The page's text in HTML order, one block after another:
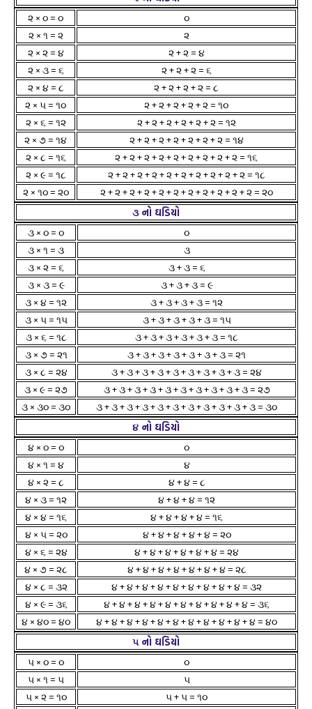
૨ × ૦ = ૦
૦
૨ × ૧ = ૨
૨
૨ × ૨ = ૪
૨ + ૨ = ૪
૨ × ૩ = ૬
૨ + ૨ + ૨ = ૬
૨ × ૪ = ૮
૨ + ૨ + ૨ + ૨ = ૮
૨ × ૫ = ૧૦
૨ + ૨ + ૨ + ૨ + ૨ = ૧૦
૨ × ૬ = ૧૨
૨ + ૨ + ૨ + ૨ + ૨ + ૨ = ૧૨
૨ × ૭ = ૧૪
૨ + ૨ + ૨ + ૨ + ૨ + ૨ + ૨ = ૧૪
૨ × ૮ = ૧૬
૨ + ૨ + ૨ + ૨ + ૨ + ૨ + ૨ + ૨ + ૨ = ૧૬
૨ × ૯ = ૧૮
૨ + ૨ + ૨ + ૨ + ૨ + ૨ + ૨ + ૨ + ૨ + ૨ = ૧૮
૨ × ૧૦ = ૨૦
૨ + ૨ + ૨ + ૨ + ૨ + ૨ + ૨ + ૨ + ૨ + ૨ + ૨ = ૨૦
૩ નો ઘડિયો
૩ × ૦ = ૦
૦
૩ × ૧ = ૩
૩
૩ × ૨ = ૬
૩ + ૩ = ૬
૩ × ૩ = ૯
૩ + ૩ + ૩ = ૯
૩ × ૪ = ૧૨
૩ + ૩ + ૩ + ૩ = ૧૨
૩ × ૫ = ૧૫
૩ + ૩ + ૩ + ૩ + ૩ = ૧૫
૩ × ૬ = ૧૮
૩ + ૩ + ૩ + ૩ + ૩ + ૩ = ૧૮
૩ × ૭ = ૨૧
૩ + ૩ + ૩ + ૩ + ૩ + ૩ + ૩ = ૨૧
૩ × ૮ = ૨૪
૩ + ૩ + ૩ + ૩ + ૩ + ૩ + ૩ + ૩ + ૩ = ૨૪
૩ × ૯ = ૨૭
૩ + ૩ + ૩ + ૩ + ૩ + ૩ + ૩ + ૩ + ૩ + ૩ = ૨૭
૩ × ૩૦ = ૩૦
૩ + ૩ + ૩ + ૩ + ૩ + ૩ + ૩ + ૩ + ૩ + ૩ + ૩ = ૩૦
૪ નો ઘડિયો
૪ × ૦ = ૦
૦
૪ × ૧ = ૪
૪
૪ × ૨ = ૮
૪ + ૪ = ૮
૪ × ૩ = ૧૨
૪ + ૪ + ૪ = ૧૨
૪ × ૪ = ૧૬
૪ + ૪ + ૪ + ૪ = ૧૬
૪ × ૫ = ૨૦
૪ + ૪ + ૪ + ૪ + ૪ = ૨૦
૪ × ૬ = ૨૪
૪ + ૪ + ૪ + ૪ + ૪ + ૪ = ૨૪
૪ × ૭ = ૨૮
૪ + ૪ + ૪ + ૪ + ૪ + ૪ + ૪ = ૨૮
૪ × ૮ = ૩૨
૪ + ૪ + ૪ + ૪ + ૪ + ૪ + ૪ + ૪ + ૪ = ૩૨
૪ × ૯ = ૩૬
૪ + ૪ + ૪ + ૪ + ૪ + ૪ + ૪ + ૪ + ૪ + ૪ = ૩૬
૪ × ૪૦ = ૪૦
૪ + ૪ + ૪ + ૪ + ૪ + ૪ + ૪ + ૪ + ૪ + ૪ + ૪ = ૪૦
૫ નો ઘડિયો
૫ × ૦ = ૦
૦
૫ × ૧ = ૫
૫
૫ × ૨ = ૧૦
૫ + ૫ = ૧૦